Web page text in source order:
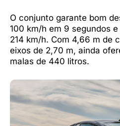
O conjunto garante bom
100 km/h em 9 segundos
214 km/h. Com 4,66 m de
eixos de 2,70 m, ainda
malas de 440 litros.